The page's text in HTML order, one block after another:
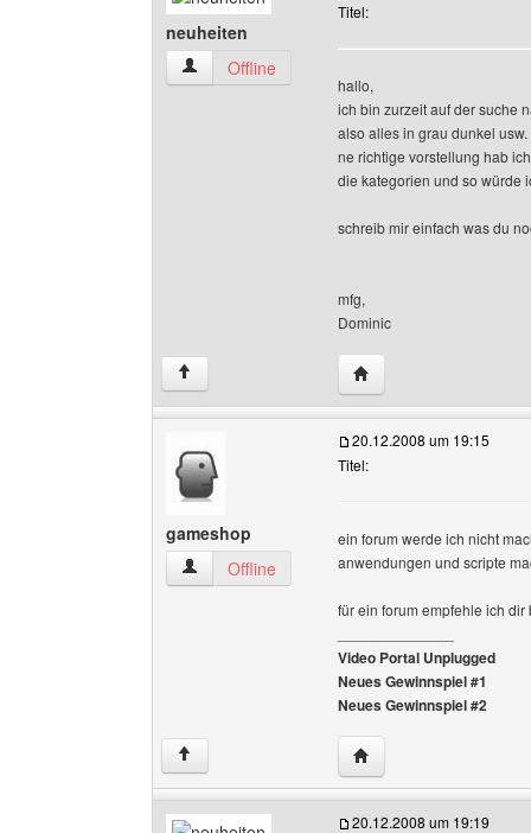
neuheiten
neuheiten Benutzer-Profile anzeigen
Offline
Titel:
hallo,
ich bin zurzeit auf der suche
also alles in grau dunkel usw.
ne richtige vorstellung hab
die kategorien und so würde
schreib mir einfach was du
mfg,
Dominic
↑ Website dieses
gameshop
gameshop Benutzer-Profile anzeigen
Offline
20.12.2008 um 19:15
Titel:
ein forum werde ich nicht
anwendungen und scripte
für ein forum empfehle ich
Video Portal Unplugged
Neues Gewinnspiel #1
Neues Gewinnspiel #2
↑ Website dieses
20.12.2008 um 19:19